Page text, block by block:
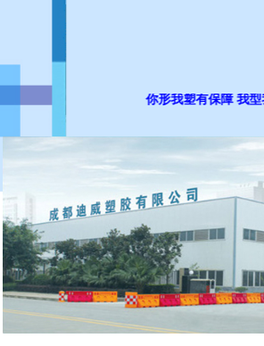
你形我塑有保障 我型